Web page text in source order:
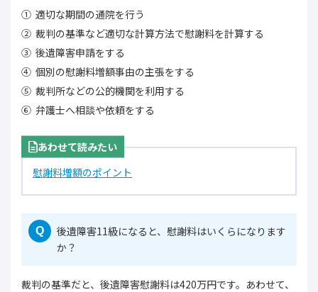
適切な期間の通院を行う
裁判の基準など適切な計算方法で慰謝料を計算する
後遺障害申請をする
個別の慰謝料増額事由の主張をする
裁判所などの公的機関を利用する
弁護士へ相談や依頼をする
あわせて読みたい
慰謝料増額のポイント
Q
後遺障害11級になると、慰謝料はいくらになります
か？
裁判の基準だと、後遺障害慰謝料は420万円です。あわせて、